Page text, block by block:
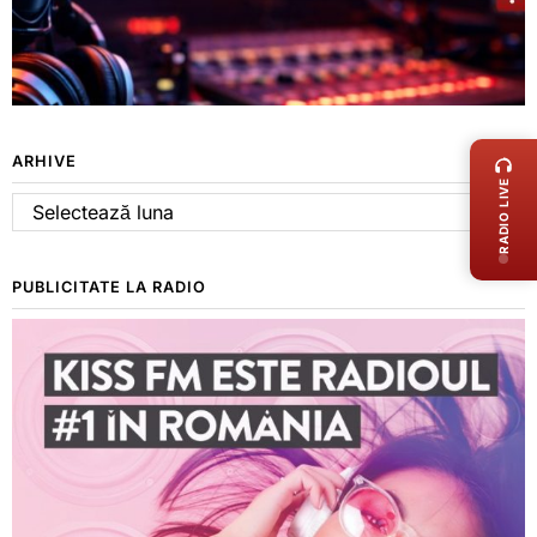
ARHIVE
Arhive
PUBLICITATE LA RADIO
RADIO LIVE